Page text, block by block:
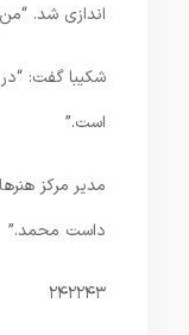
اندازی شد.
است.”
مدیر مرکز
داست محمد.”
۲۴۲۲۴۳